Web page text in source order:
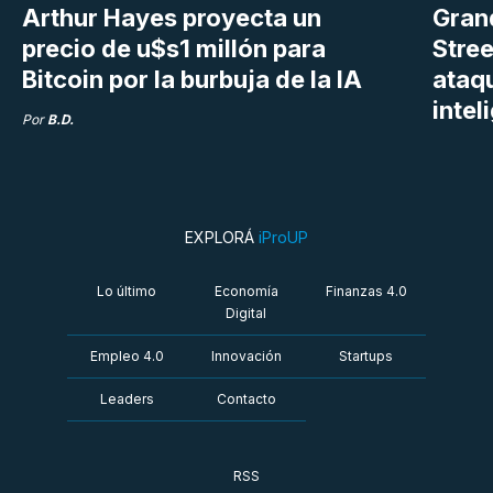
Arthur Hayes proyecta un
precio de u$s1 millón para
Bitcoin por la burbuja de la IA
Por B.D.
EXPLORÁ iProUP
Lo último
Economía
Digital
Finanzas 4.0
Empleo 4.0 Innovación Startups
Leaders Contacto
RSS